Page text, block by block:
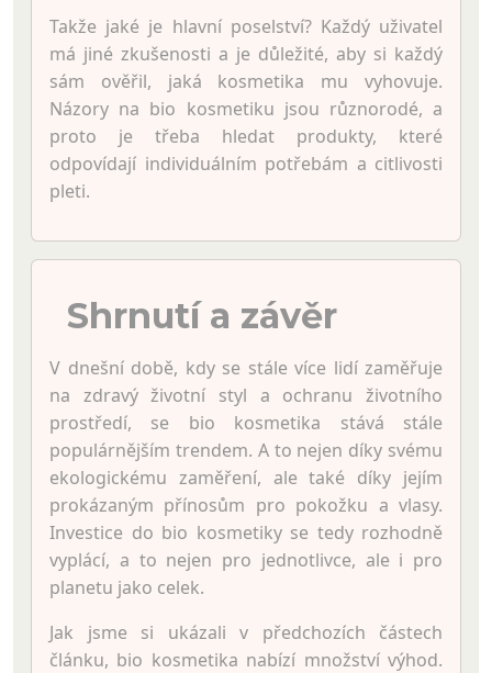
Takže jaké je hlavní poselství? Každý uživatel
má jiné zkušenosti a je důležité, aby si každý
sám ověřil, jaká kosmetika mu vyhovuje.
Názory na bio kosmetiku jsou různorodé, a
proto je třeba hledat produkty, které
odpovídají individuálním potřebám a citlivosti
pleti.
Shrnutí a závěr
V dnešní době, kdy se stále více lidí zaměřuje
na zdravý životní styl a ochranu životního
prostředí, se bio kosmetika stává stále
populárnějším trendem. A to nejen díky svému
ekologickému zaměření, ale také díky jejím
prokázaným přínosům pro pokožku a vlasy.
Investice do bio kosmetiky se tedy rozhodně
vyplácí, a to nejen pro jednotlivce, ale i pro
planetu jako celek.
Jak jsme si ukázali v předchozích částech
článku, bio kosmetika nabízí množství výhod.